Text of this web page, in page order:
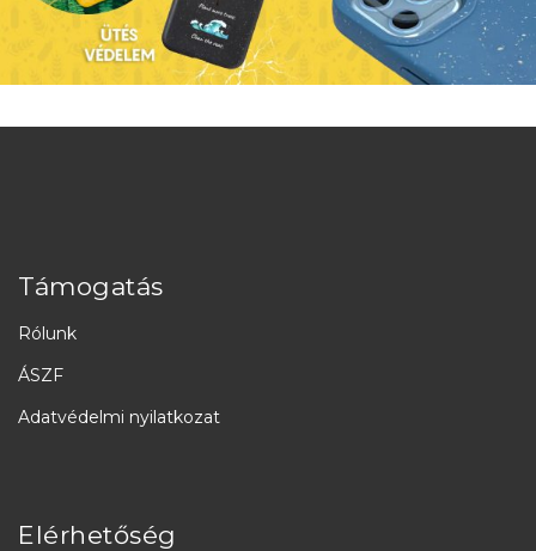
Támogatás
Rólunk
ÁSZF
Adatvédelmi nyilatkozat
Elérhetőség